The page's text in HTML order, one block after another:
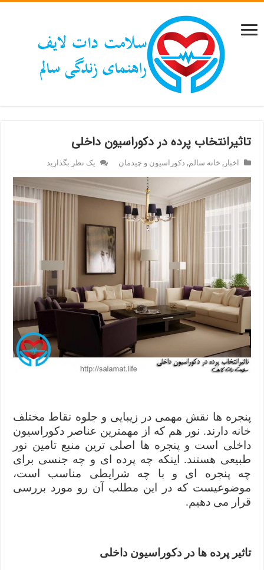
تاثیرانتخاب پرده در دکوراسیون داخلی
اخبار, خانه سالم, دکوراسیون و چیدمان یک نظر بگذارید
پنجره ها نقش مهمی در زیبایی و جلوه نقاط مختلف
خانه دارند. نور هم که از مهمترین عناصر دکوراسیون
داخلی است و پنجره ها اصلی ترین منبع تامین نور
طبیعی هستند. اینکه چه پرده ای و چه جنسی برای
چه پنجره ای و با چه شرایطی مناسب است،
موضوعیست که در این مطلب آن رو مورد بررسی
قرار می دهیم.
تاثیر پرده ها در دکوراسیون داخلی